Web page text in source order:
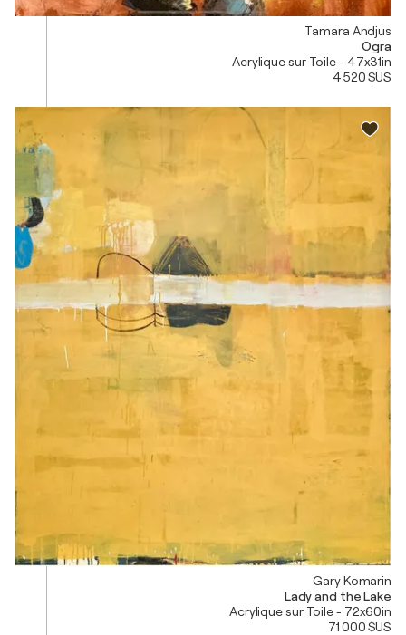
Tamara Andjus
Ogra
Acrylique sur Toile - 47x31in
4 520 $US
Gary Komarin
Lady and the Lake
Acrylique sur Toile - 72x60in
71 000 $US